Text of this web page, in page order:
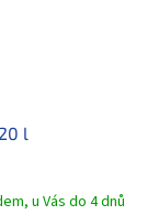
l
u Vás do 4 dnů